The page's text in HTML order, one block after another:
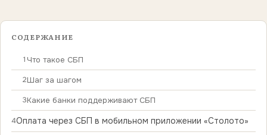
СОДЕРЖАНИЕ
1 Что такое СБП
2Шаг за шагом
3Какие банки поддерживают СБП
4Оплата через СБП в мобильном приложении «Столото»